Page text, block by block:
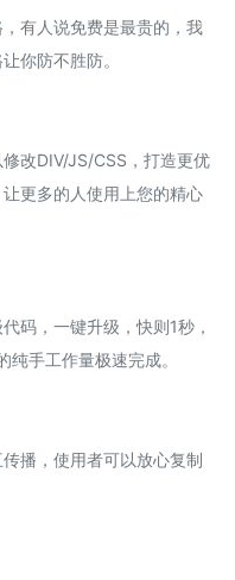
有人说免费是最贵的，我
你防不胜防。
改DIV/JS/CSS，打造更优
更多的人使用上您的精心
码，一键升级，快则1秒，
手工作量极速完成。
播，使用者可以放心复制